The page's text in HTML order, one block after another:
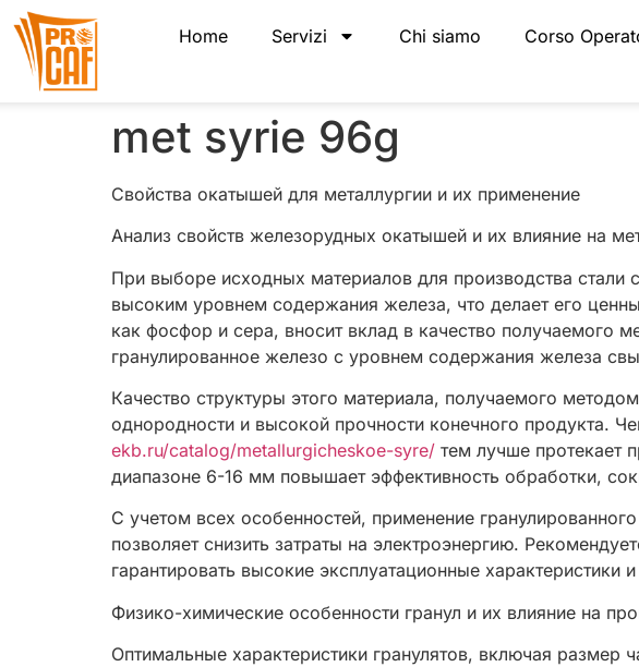
Home Servizi Chi siamo Corso
met syrie 96g
Свойства окатышей для металлургии и их применение
Анализ свойств железорудных окатышей и их влияние на
При выборе исходных материалов для производства стали
высоким уровнем содержания железа, что делает его
как фосфор и сера, вносит вклад в качество получаемого
гранулированное железо с уровнем содержания железа
Качество структуры этого материала, получаемого
однородности и высокой прочности конечного продукта.
ekb.ru/catalog/metallurgicheskoe-syre/ тем лучше протекает
диапазоне 6-16 мм повышает эффективность обработки,
С учетом всех особенностей, применение
позволяет снизить затраты на электроэнергию.
гарантировать высокие эксплуатационные
Физико-химические особенности гранул и их влияние на
Оптимальные характеристики гранулятов, включая размер